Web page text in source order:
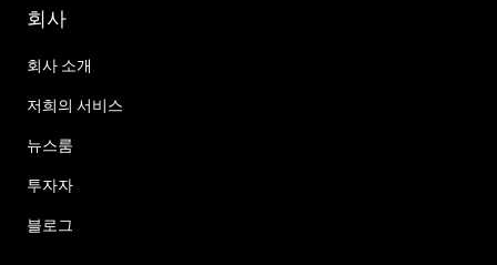
회사
회사 소개
저희의 서비스
뉴스룸
투자자
블로그